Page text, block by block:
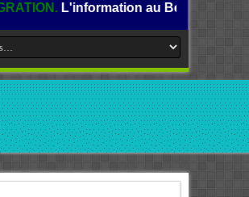
au Benin, en Afrique et dans le